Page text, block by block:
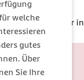
welche
gutes
Über
Sie Ihre
einer
oder in